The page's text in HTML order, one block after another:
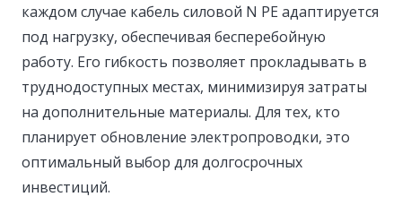
каждом случае кабель силовой N PE адаптируется
под нагрузку, обеспечивая бесперебойную
работу. Его гибкость позволяет прокладывать в
труднодоступных местах, минимизируя затраты
на дополнительные материалы. Для тех, кто
планирует обновление электропроводки, это
оптимальный выбор для долгосрочных
инвестиций.